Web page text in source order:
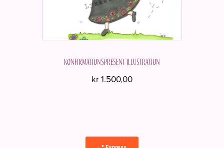
Konfirmationspresent Illustration
kr1.500,00